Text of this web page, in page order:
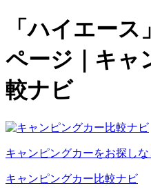
「ハイエー
ページ｜キャ
較ナビ
キャンピングカーをお探しな
キャンピングカー比較ナビ